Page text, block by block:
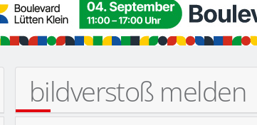
bildverstoß melden